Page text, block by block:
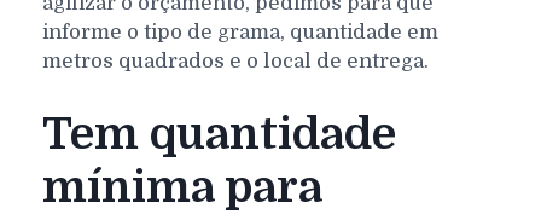
informe o tipo de grama, quantidade em
metros quadrados e o local de entrega.
Tem quantidade
mínima para